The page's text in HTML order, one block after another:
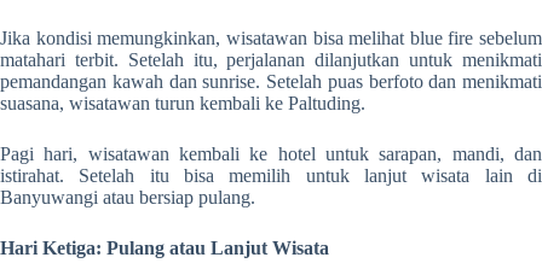
Jika kondisi memungkinkan, wisatawan bisa melihat blue fire sebelum
matahari terbit. Setelah itu, perjalanan dilanjutkan untuk menikmati
pemandangan kawah dan sunrise. Setelah puas berfoto dan menikmati
suasana, wisatawan turun kembali ke Paltuding.
Pagi hari, wisatawan kembali ke hotel untuk sarapan, mandi, dan
istirahat. Setelah itu bisa memilih untuk lanjut wisata lain di
Banyuwangi atau bersiap pulang.
Hari Ketiga: Pulang atau Lanjut Wisata